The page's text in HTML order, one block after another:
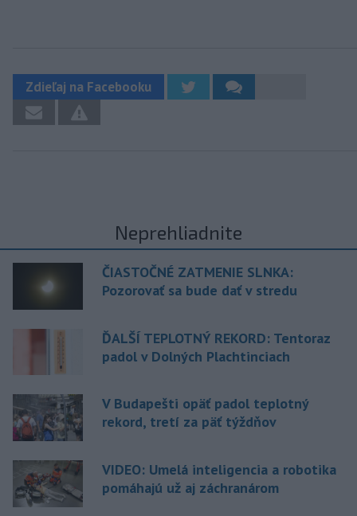
Zdieľaj na Facebooku
Neprehliadnite
ČIASTOČNÉ ZATMENIE SLNKA:
Pozorovať sa bude dať v stredu
ĎALŠÍ TEPLOTNÝ REKORD: Tentoraz
padol v Dolných Plachtinciach
V Budapešti opäť padol teplotný
rekord, tretí za päť týždňov
VIDEO: Umelá inteligencia a robotika
pomáhajú už aj záchranárom